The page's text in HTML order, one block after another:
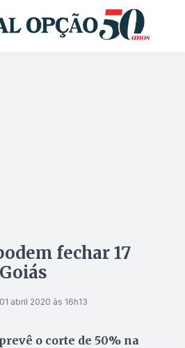
fechar 17
01 abril 2020 às 16h13
o corte de 50% na